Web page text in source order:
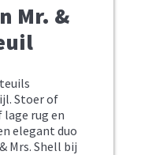
Mr. &
Stoer of
rug en
elegant duo
Mrs. Shell bij